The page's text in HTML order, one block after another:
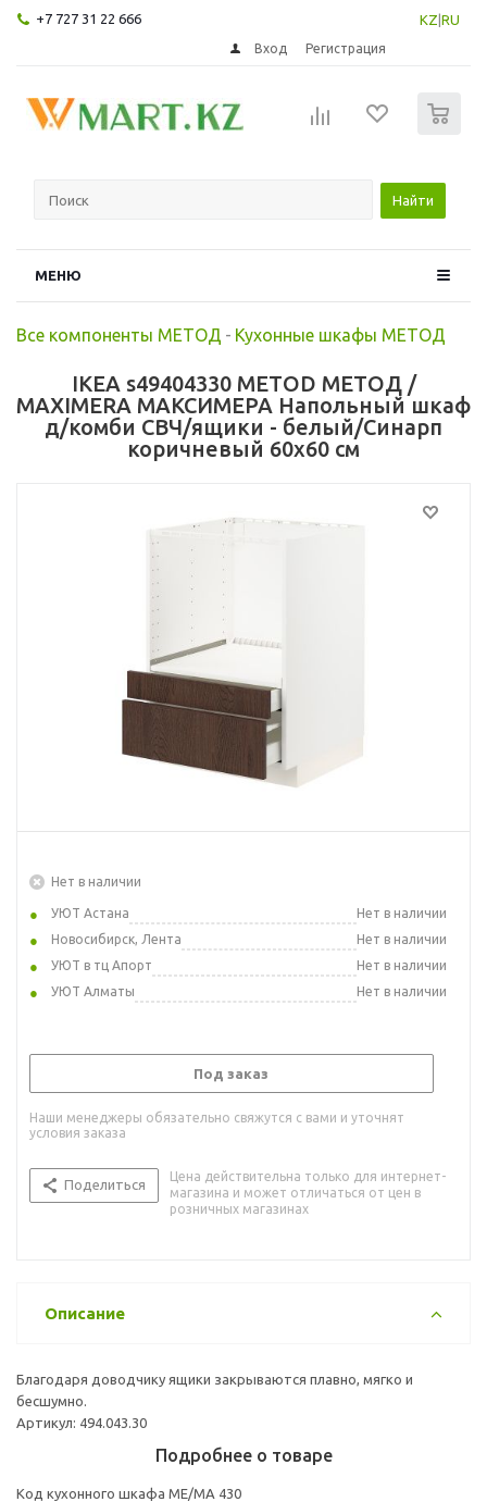
+7 727 31 22 666 KZ RU
Вход Регистрация
Найти
МЕНЮ
Все компоненты МЕТОД - Кухонные шкафы МЕТОД
IKEA s49404330 METOD МЕТОД /
MAXIMERA МАКСИМЕРА Напольный шкаф
д/комби СВЧ/ящики - белый/Синарп
коричневый 60x60 см
Нет в наличии
УЮТ Астана
Нет в наличии
Новосибирск, Лента
Нет в наличии
УЮТ в тц Апорт
Нет в наличии
УЮТ Алматы
Нет в наличии
Под заказ
Наши менеджеры обязательно свяжутся с вами и уточнят
условия заказа
Поделиться
Цена действительна только для интернет-
магазина и может отличаться от цен в
розничных магазинах
Описание
Благодаря доводчику ящики закрываются плавно, мягко и
бесшумно.
Артикул: 494.043.30
Подробнее о товаре
Код кухонного шкафа ME/MA 430